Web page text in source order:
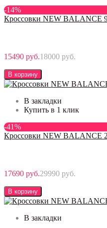
-14%
Кроссовки NEW BALANCE
15490 руб.18000 руб.
В корзину
В закладки
Купить в 1 клик
-41%
Кроссовки NEW BALANCE
17690 руб.29990 руб.
В корзину
В закладки